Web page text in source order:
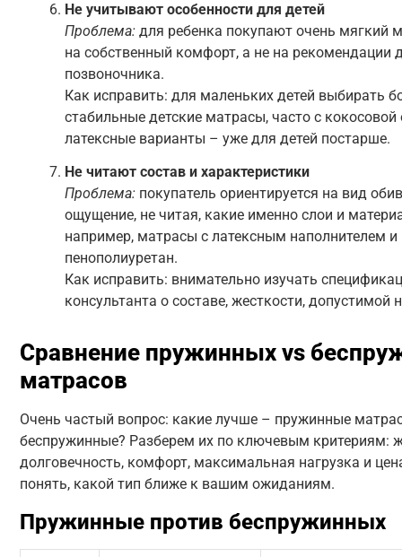
Не учитывают особенности для детей
Проблема:для ребенка покупают очень мягкий
на собственный комфорт, а не на рекомендации
позвоночника.
Как исправить: для маленьких детей выбирать
стабильные детские матрасы, часто с кокосовой
латексные варианты – уже для детей постарше.
Не читают состав и характеристики
Проблема:покупатель ориентируется на вид
ощущение, не читая, какие именно слои и
например, матрасы с латексным наполнителем и
пенополиуретан.
Как исправить: внимательно изучать
консультанта о составе, жесткости, допустимой
Сравнение пружинных vs
матрасов
Очень частый вопрос: какие лучше – пружинные
беспружинные? Разберем их по ключевым критериям:
долговечность, комфорт, максимальная нагрузка и
понять, какой тип ближе к вашим ожиданиям.
Пружинные против беспружинных